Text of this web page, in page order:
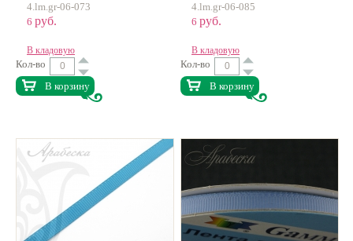
4.lm.gr-06-073
6 руб.
В кладовую
Кол-во
В корзину
4.lm.gr-06-085
6 руб.
В кладовую
Кол-во
В корзину